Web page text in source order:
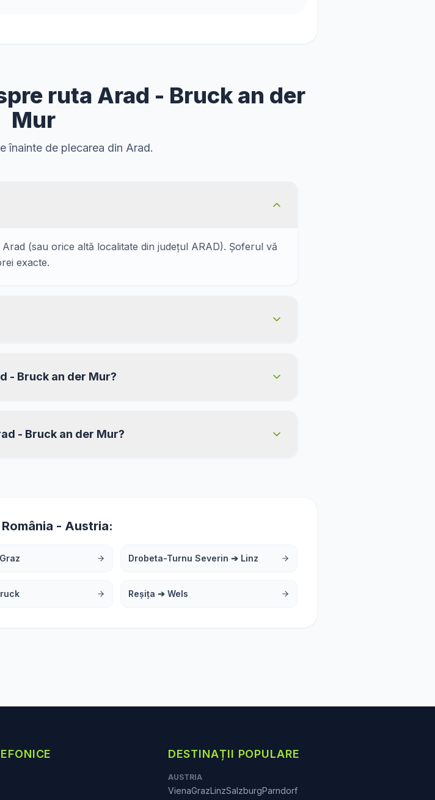
ruta Arad - Bruck an der
Mur
înainte de plecarea din Arad.
(sau orice altă localitate din județul ARAD). Șoferul vă
exacte.
- Bruck an der Mur?
- Bruck an der Mur?
- Austria:
Graz Drobeta-Turnu Severin ➔ Linz
Reșița ➔ Wels
DESTINAȚII POPULARE
AUSTRIA
VienaGrazLinzSalzburgParndorf